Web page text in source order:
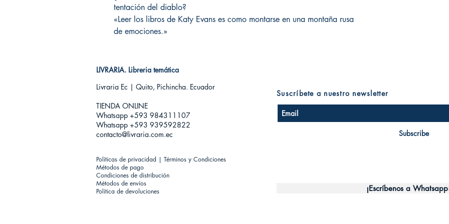
tentación del diablo?
«Leer los libros de Katy Evans es como montarse en una montaña rusa
de emociones.»
LIVRARIA. Libreria temática
Livraria Ec | Quito, Pichincha. Ecuador
TIENDA ONLINE​
Whatsapp +593 984311107
Whatsapp +593 939592822
contacto@livraria.com.ec
Políticas de privacidad | Términos y Condiciones
Métodos de pago
Condiciones de distribución
Métodos de envíos
Política de devoluciones
Subscribe
Suscríbete a nuestro newsletter
¡Escríbenos a